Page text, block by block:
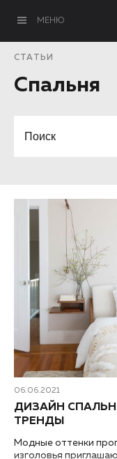
МЕНЮ
СТАТЬИ
Спальня
06.06.2021
ДИЗАЙН
ТРЕНДЫ
Модные оттенки
изголовья